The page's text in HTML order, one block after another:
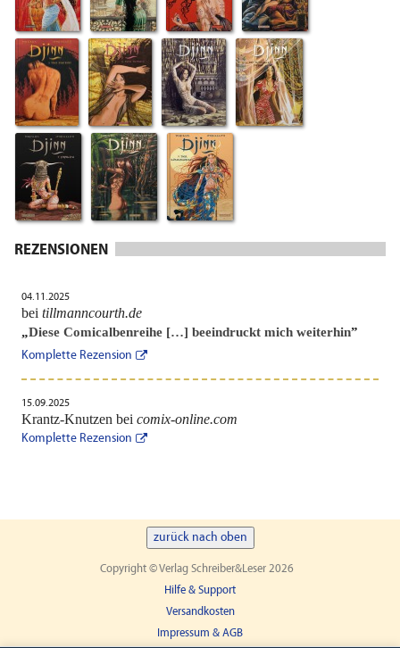
REZENSIONEN
04.11.2025
bei tillmanncourth.de
„Diese Comicalbenreihe […] beeindruckt mich weiterhin”
Komplette Rezension
15.09.2025
Krantz-Knutzen bei comix-online.com
Komplette Rezension
zurück nach oben
Copyright © Verlag Schreiber&Leser 2026
Hilfe & Support
Versandkosten
Impressum & AGB